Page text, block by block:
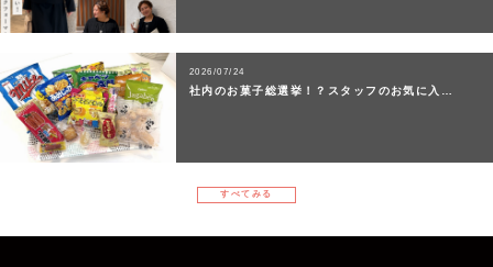
2026/07/24
社内のお菓子総選挙！？スタッフのお気に入…
すべてみる